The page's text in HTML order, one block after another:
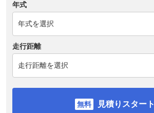
年式
走行距離
見積りスタート